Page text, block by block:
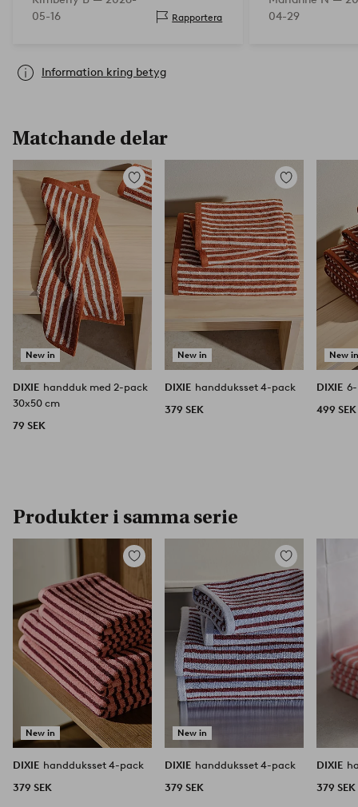
05-16
Rapportera
04-29
Information kring betyg
Matchande delar
New in
Lägg
till
favoriter
DIXIE handduk med 2-pack
30x50 cm
79 SEK
New in
Lägg
i
favoriter
DIXIE handduksset 4-pack
379 SEK
New
DIXIE
499 SEK
Produkter i samma serie
New in
Lägg
favoriter
DIXIE handduksset 4-pack
379 SEK
New in
Lägg
till
i
favoriter
DIXIE handduksset 4-pack
379 SEK
DIXIE
379 SEK